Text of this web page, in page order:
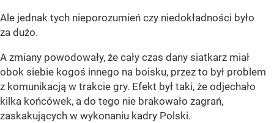
Ale jednak tych nieporozumień czy niedokładności było
za dużo.
A zmiany powodowały, że cały czas dany siatkarz miał
obok siebie kogoś innego na boisku, przez to był problem
z komunikacją w trakcie gry. Efekt był taki, że odjechało
kilka końcówek, a do tego nie brakowało zagrań,
zaskakujących w wykonaniu kadry Polski.